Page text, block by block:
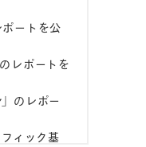
ートを公
のレポートを
のレポー
ィック基